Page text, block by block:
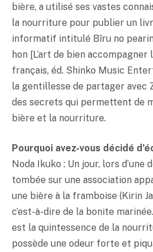
bière, a utilisé ses vastes
la nourriture pour publier un
informatif intitulé Bîru no
hon [L’art de bien
français, éd. Shinko Music
la gentillesse de partager avec
des secrets qui permettent de
bière et la nourriture.
Pourquoi avez-vous décidé
Noda Ikuko : Un jour, lors d’une
tombée sur une association
une bière à la framboise (Kirin
c’est-à-dire de la bonite
est la quintessence de la
possède une odeur forte et